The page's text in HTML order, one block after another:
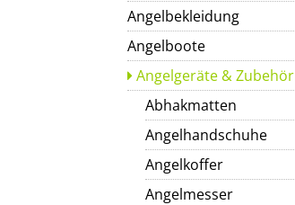
Angelbekleidung
Angelboote
Angelgeräte & Zubehör
Abhakmatten
Angelhandschuhe
Angelkoffer
Angelmesser